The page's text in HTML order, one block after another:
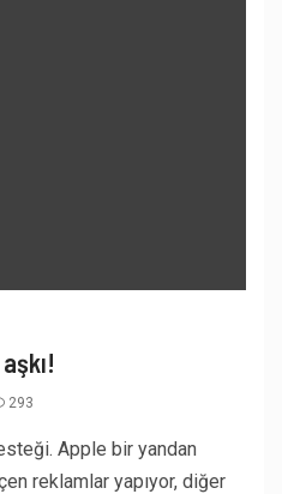
293
Apple bir yandan
reklamlar yapıyor, diğer